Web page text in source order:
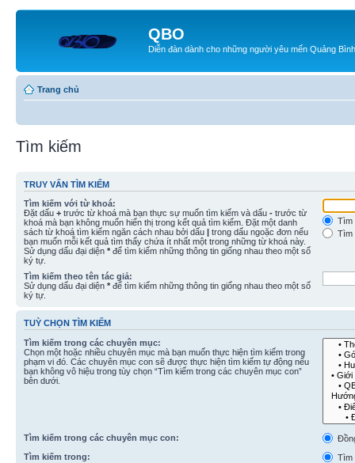
QBO
Diễn đàn dành cho những người yêu mến Quảng Bình
Trang chủ
Tìm kiếm
TRUY VẤN TÌM KIẾM
Tìm kiếm với từ khoá:
Đặt dấu + trước từ khoá mà bạn thực sự muốn tìm kiếm và dấu - trước từ
khoá mà bạn không muốn hiển thị trong kết quả tìm kiếm. Đặt một danh
sách từ khoá tìm kiếm ngăn cách nhau bởi dấu | trong dấu ngoặc đơn nếu
bạn muốn mỗi kết quả tìm thấy chứa ít nhất một trong những từ khoá này.
Sử dụng dấu đại diện * để tìm kiếm những thông tin giống nhau theo một số
ký tự.
Tìm
Tìm
Tìm kiếm theo tên tác giả:
Sử dụng dấu đại diện * để tìm kiếm những thông tin giống nhau theo một số
ký tự.
TUỲ CHỌN TÌM KIẾM
Tìm kiếm trong các chuyên mục:
Chọn một hoặc nhiều chuyên mục mà bạn muốn thực hiện tìm kiếm trong
phạm vi đó. Các chuyên mục con sẽ được thực hiện tìm kiếm tự động nếu
bạn không vô hiệu trong tùy chọn “Tìm kiếm trong các chuyên mục con”
bên dưới.
Tìm kiếm trong các chuyên mục con:
Tìm kiếm trong:
Tìm